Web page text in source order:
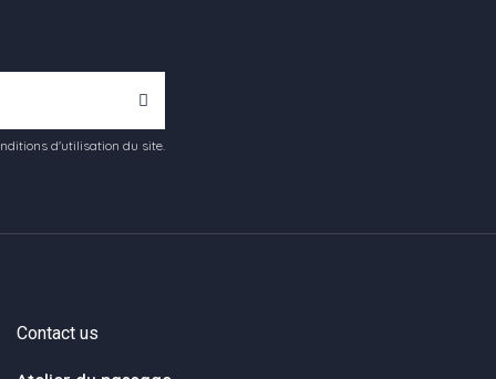
d'utilisation du site.
Contact us